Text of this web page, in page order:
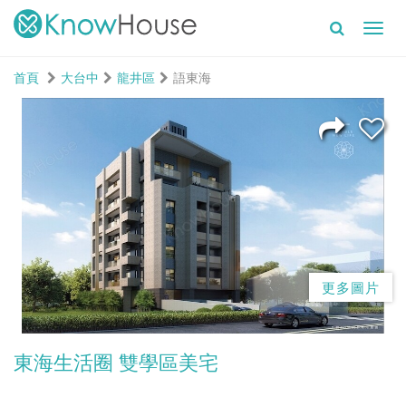
首頁
大台中 龍井區 語東海
更多圖片
東海生活圈 雙學區美宅